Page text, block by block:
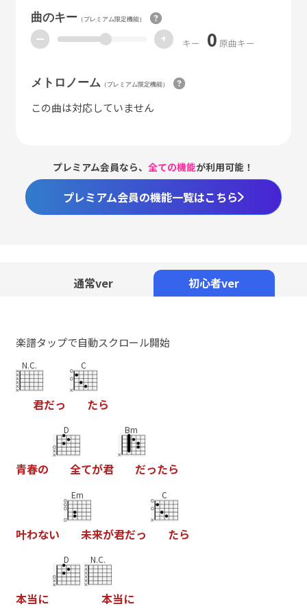
曲のキー（プレミアム限定機能）
ー + キー 0 原曲キー
メトロノーム （プレミアム限定機能）
この曲は対応していません
プレミアム会員なら、全ての機能が利用可能！
プレミアム会員の機能一覧はこちら
通常ver 初心者ver
楽譜タップで自動スクロール開始
N.C.
君だっ
C
たら
青春の
D
全てが君
Bm
だったら
叶わない
Em
未来が君だっ
C
たら
本当に
D N.C.
本当に